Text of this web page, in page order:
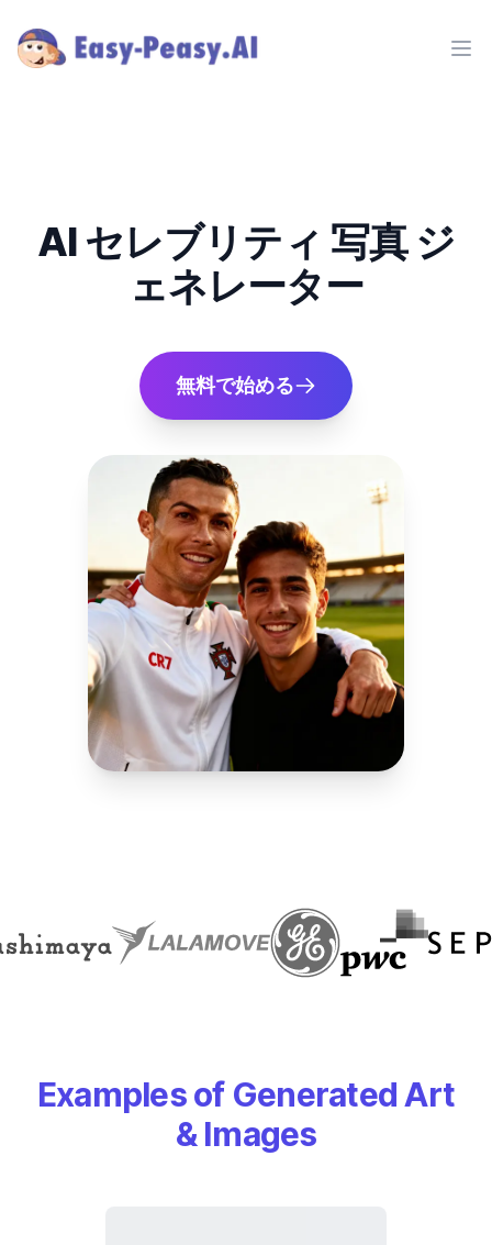
AI セレブリティ 写真 ジ
ェネレーター
無料で始める
Examples of Generated Art
& Images